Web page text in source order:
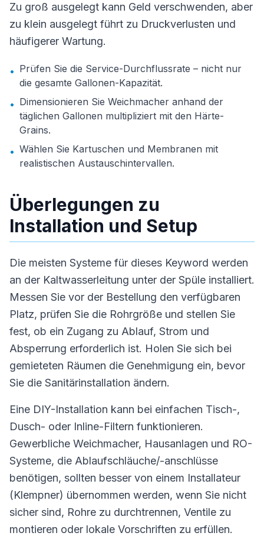
Zu groß ausgelegt kann Geld verschwenden, aber
zu klein ausgelegt führt zu Druckverlusten und
häufigerer Wartung.
• Prüfen Sie die Service-Durchflussrate – nicht nur
die gesamte Gallonen-Kapazität.
• Dimensionieren Sie Weichmacher anhand der
täglichen Gallonen multipliziert mit den Härte-
Grains.
• Wählen Sie Kartuschen und Membranen mit
realistischen Austauschintervallen.
Überlegungen zu
Installation und Setup
Die meisten Systeme für dieses Keyword werden
an der Kaltwasserleitung unter der Spüle installiert.
Messen Sie vor der Bestellung den verfügbaren
Platz, prüfen Sie die Rohrgröße und stellen Sie
fest, ob ein Zugang zu Ablauf, Strom und
Absperrung erforderlich ist. Holen Sie sich bei
gemieteten Räumen die Genehmigung ein, bevor
Sie die Sanitärinstallation ändern.
Eine DIY-Installation kann bei einfachen Tisch-,
Dusch- oder Inline-Filtern funktionieren.
Gewerbliche Weichmacher, Hausanlagen und RO-
Systeme, die Ablaufschläuche/-anschlüsse
benötigen, sollten besser von einem Installateur
(Klempner) übernommen werden, wenn Sie nicht
sicher sind, Rohre zu durchtrennen, Ventile zu
montieren oder lokale Vorschriften zu erfüllen.